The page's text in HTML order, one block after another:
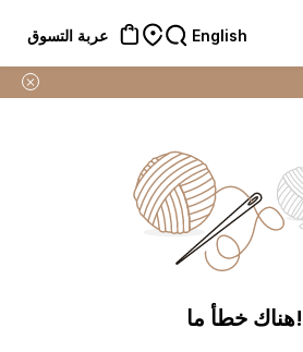
English عربة التسوق
:للطلبات فوق 50 ريال قطري ➜
!هناك خطأ ما